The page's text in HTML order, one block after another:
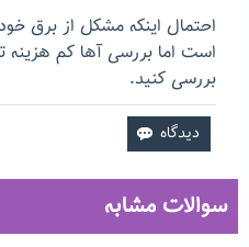
احتمال اینکه مشکل از برق
است اما بررسی آها کم هزینه
بررسی کنید.
سوالات مشابه